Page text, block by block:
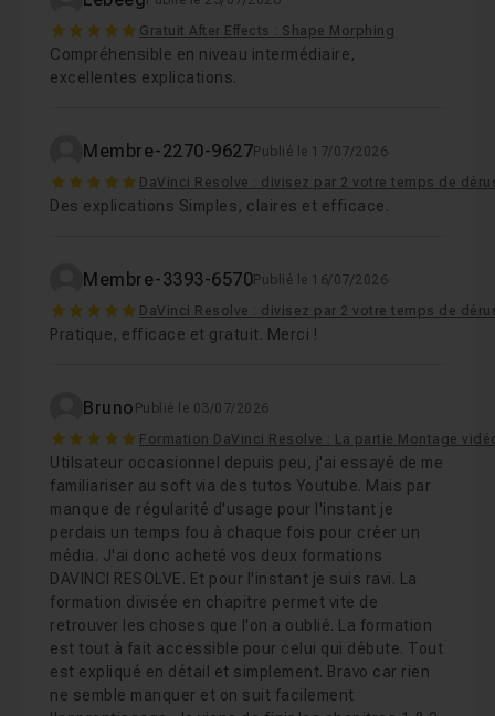
5 Gratuit After Effects : Shape Morphing
Compréhensible en niveau intermédiaire,
excellentes explications.
Membre-2270-9627Publié le 17/07/2026
5 DaVinci Resolve : divisez par 2 votre temps de
Des explications Simples, claires et efficace.
Membre-3393-6570Publié le 16/07/2026
5 DaVinci Resolve : divisez par 2 votre temps de
Pratique, efficace et gratuit. Merci !
Bruno Publié le 03/07/2026
5 Formation DaVinci Resolve : La partie Montage
Utilsateur occasionnel depuis peu, j'ai essayé de me
familiariser au soft via des tutos Youtube. Mais par
manque de régularité d'usage pour l'instant je
perdais un temps fou à chaque fois pour créer un
média. J'ai donc acheté vos deux formations
DAVINCI RESOLVE. Et pour l'instant je suis ravi. La
formation divisée en chapitre permet vite de
retrouver les choses que l'on a oublié. La formation
est tout à fait accessible pour celui qui débute. Tout
est expliqué en détail et simplement. Bravo car rien
ne semble manquer et on suit facilement